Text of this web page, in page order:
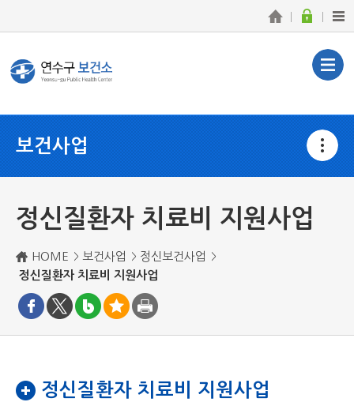
보건사업
정신질환자 치료비 지원사업
HOME 보건사업
정신보건사업
정신질환자 치료비 지원사업
정신질환자 치료비 지원사업